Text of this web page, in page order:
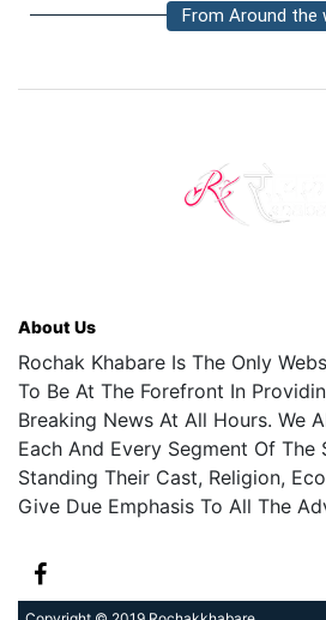
From Around the
About Us
Rochak Khabare Is The Only
To Be At The Forefront In
Breaking News At All Hours. We
Each And Every Segment Of
Standing Their Cast, Religion,
Give Due Emphasis To All The